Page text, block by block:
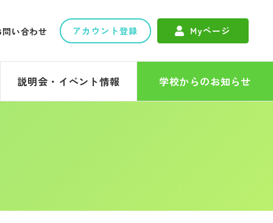
問い合わせ アカウント登録 Myページ
説明会・イベント情報 学校からのお知らせ